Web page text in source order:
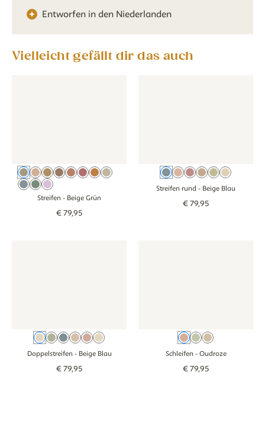
Entworfen in den Niederlanden
Vielleicht gefällt dir das auch
Beige Grün
Beige Rosa
Beige Braun
Kakaobraun
Oudroze
BlushRoze Oranje
Beige
Beige Blau
Salbeigrün
Lila
Streifen - Beige Grün
€79,95
Beige Blau
Oudroze
RosaBraun
GroenBeige
Streifen rund - Beige Blau
€79,95
Beige Blau
Groen
BlauBraunOudroze
Beige Grün
Doppelstreifen- Beige Blau
€79,95
Oudroze
GroenBeige
Schleifen- Oudroze
€79,95